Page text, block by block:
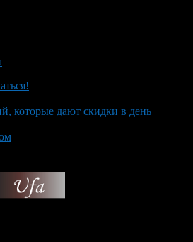
которые дают скидки в день